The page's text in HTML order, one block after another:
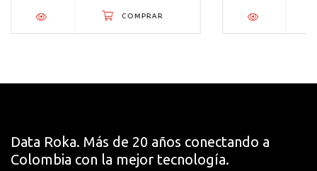
Data Roka. Más de 20 años conectando a
Colombia con la mejor tecnología.